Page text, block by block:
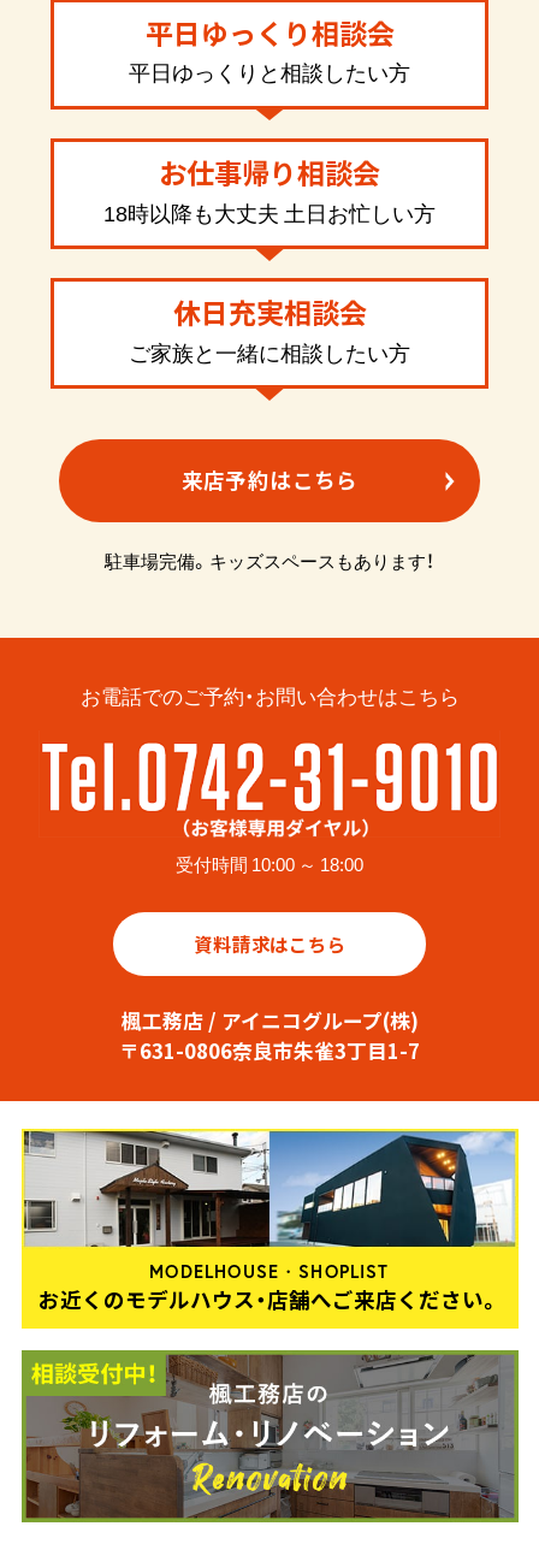
平日ゆっくり相談会
平日ゆっくりと相談したい方
お仕事帰り相談会
18時以降も大丈夫 土日お忙しい方
休日充実相談会
ご家族と一緒に相談したい方
来店予約はこちら
駐車場完備。キッズスペースもあります！
お電話でのご予約・お問い合わせはこちら
受付時間 10:00 ～ 18:00
資料請求はこちら
楓工務店 / アイニコグループ(株)
〒631-0806奈良市朱雀3丁目1-7
MODELHOUSE・SHOPLIST
お近くのモデルハウス・店舗へご来店ください。